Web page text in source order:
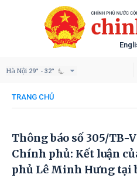
Hà Nội 29° - 32°
TRANG CHỦ
Thông báo số 305/TB-
Chính phủ: Kết luận
phủ Lê Minh Hưng tại